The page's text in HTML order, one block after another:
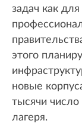
задач как
этого
новые
тысячи
лагеря.